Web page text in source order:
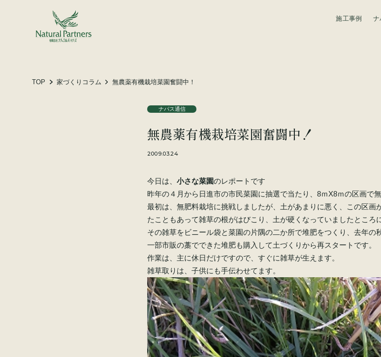
施工事例 ナ
TOP 家づくりコラム 無農薬有機栽培菜園奮闘中！
ナパス通信
無農薬有機栽培菜園奮闘中！
2009.03.24
今日は、 小さな菜園のレポートです
昨年の４月から日進市の市民菜園に抽選で当たり、8ｍX8ｍの区画で
最初は、無肥料栽培に挑戦しましたが、土があまりに悪く、この区画
たこともあって雑草の根がはびこり、土が硬くなっていましたところ
その雑草をビニール袋と菜園の片隅の二か所で堆肥をつくり、去年の
一部市販の藁でできた堆肥も購入して土づくりから再スタートです。
作業は、主に休日だけですので、すぐに雑草が生えます。
雑草取りは、子供にも手伝わせてます。
会社概要
スタッフ紹介